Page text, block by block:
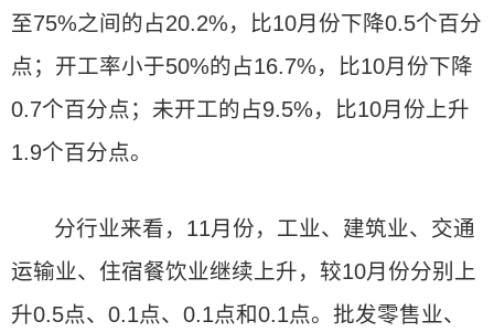
至75%之间的占20.2%，比10月份下降0.5个百分
点；开工率小于50%的占16.7%，比10月份下降
0.7个百分点；未开工的占9.5%，比10月份上升
1.9个百分点。
分行业来看，11月份，工业、建筑业、交通
运输业、住宿餐饮业继续上升，较10月份分别上
升0.5点、0.1点、0.1点和0.1点。批发零售业、